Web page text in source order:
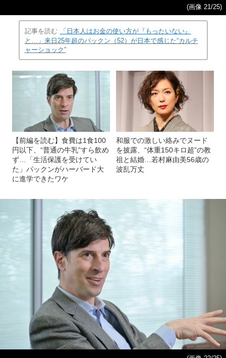
(画像 21/25)
記事を読む
「日本人はお金の使い方が『もったいない』
と…」来日25年超のパックン（52）が日本で感じた“カルチ
ャーショック”
【前編を読む】食費は1食100
円以下、“普通の牛乳”すら飲め
ず…「生活保護を受けてい
た」パックンがハーバード大
に進学できたワケ
和服での激しい絡みでヌード
を披露、“体重150キロ超”の教
祖と結婚…若村麻由美56歳の
波乱万丈